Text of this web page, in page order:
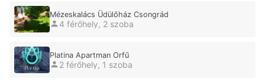
Mézeskalács Üdülőház Csongrád
4 férőhely, 2 szoba
Platina Apartman Orfű
2 férőhely, 1 szoba